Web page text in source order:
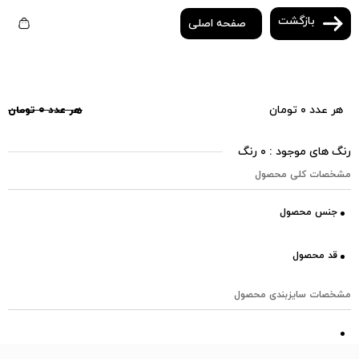
بازگشت صفحه اصلی
هر عدد ۰ تومان هر عدد ۰ تومان
رنگ های موجود : ۰ رنگ
مشخصات کلی محصول
جنس محصول
قد محصول
مشخصات سایزبندی محصول